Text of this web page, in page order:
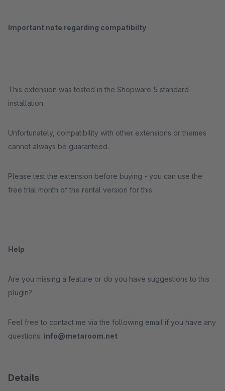
Important note regarding compatibilty
This extension was tested in the Shopware 5 standard
installation.
Unfortunately, compatibility with other extensions or themes
cannot always be guaranteed.
Please test the extension before buying - you can use the
free trial month of the rental version for this.
Help
Are you missing a feature or do you have suggestions to this
plugin?
Feel free to contact me via the following email if you have any
questions: info@metaroom.net
Details